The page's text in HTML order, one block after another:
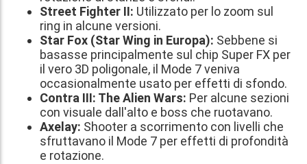
Street Fighter II: Utilizzato per lo zoom sul
ring in alcune versioni.
Star Fox (Star Wing in Europa): Sebbene si
basasse principalmente sul chip Super FX per
il vero 3D poligonale, il Mode 7 veniva
occasionalmente usato per effetti di sfondo.
Contra III: The Alien Wars: Per alcune sezioni
con visuale dall'alto e boss che ruotavano.
Axelay: Shooter a scorrimento con livelli che
sfruttavano il Mode 7 per effetti di profondità
e rotazione.